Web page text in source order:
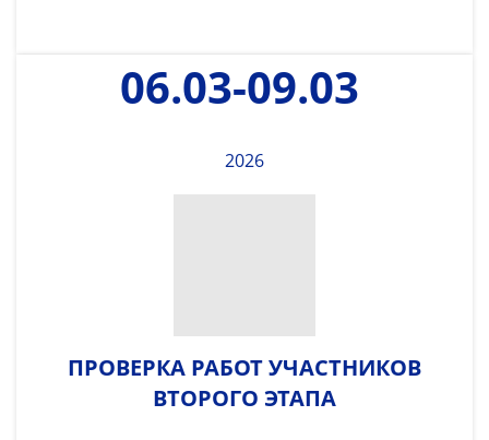
06.03-09.03
2026
ПРОВЕРКА РАБОТ УЧАСТНИКОВ
ВТОРОГО ЭТАПА